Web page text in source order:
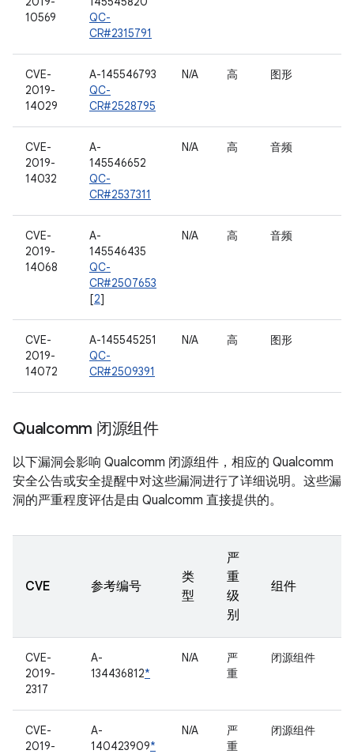
10569
QC-
CR#2315791
CVE-
2019-
14029
A-145546793
QC-
CR#2528795
N/A 高 图形
CVE-
2019-
14032
A-
145546652
QC-
CR#2537311
N/A 高 音频
CVE-
2019-
14068
A-
145546435
QC-
CR#2507653
[2]
N/A 高 音频
CVE-
2019-
14072
A-145545251
QC-
CR#2509391
N/A 高 图形
Qualcomm 闭源组件
以下漏洞会影响 Qualcomm 闭源组件，相应的 Qualcomm
安全公告或安全提醒中对这些漏洞进行了详细说明。这些漏
洞的严重程度评估是由 Qualcomm 直接提供的。
CVE 参考编号
类
型
严
重
级
别
组件
CVE-
2019-
2317
A-
134436812*
N/A
严
重
闭源组件
CVE-
2019-
A-
140423909*
N/A
严
重
闭源组件